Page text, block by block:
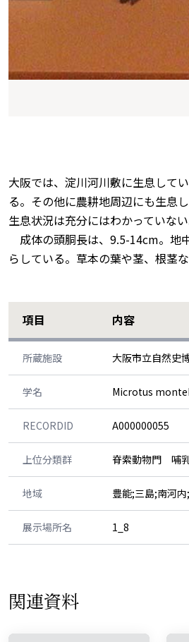
大阪では、淀川河川敷に生息して
る。その他に農耕地周辺にも生息
生息状況は充分にはわかっていない
成体の頭胴長は、9.5-14cm。地
らしている。草本の葉や茎、根茎
項目 内容
所蔵施設 大阪市立自然史
学名 Microtus
RECORDID A000000055
上位分類群 脊索動物門 哺
地域 豊能;三島;南河内;
展示場所名 1_8
関連資料